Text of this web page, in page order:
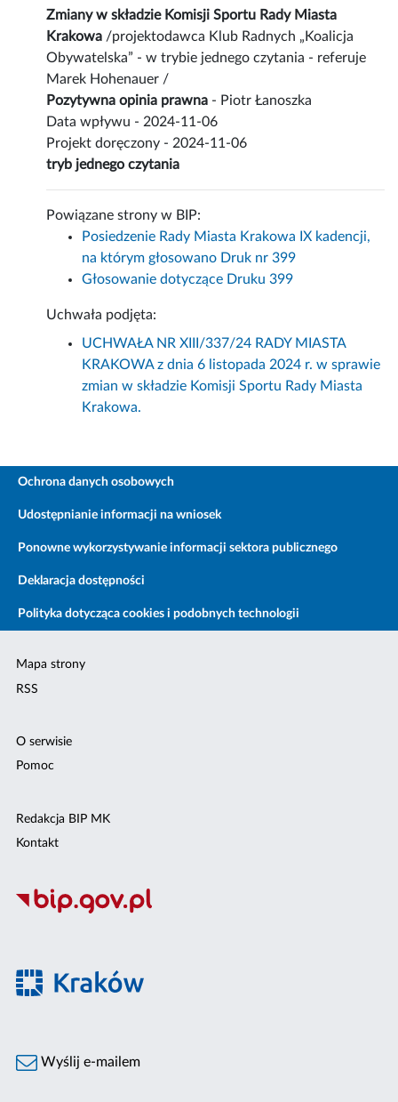
Zmiany w składzie Komisji Sportu Rady Miasta
Krakowa /projektodawca Klub Radnych „Koalicja
Obywatelska” - w trybie jednego czytania - referuje
Marek Hohenauer /
Pozytywna opinia prawna - Piotr Łanoszka
Data wpływu - 2024-11-06
Projekt doręczony - 2024-11-06
tryb jednego czytania
Powiązane strony w BIP:
Posiedzenie Rady Miasta Krakowa IX kadencji,
na którym głosowano Druk nr 399
Głosowanie dotyczące Druku 399
Uchwała podjęta:
UCHWAŁA NR XIII/337/24 RADY MIASTA
KRAKOWA z dnia 6 listopada 2024 r. w sprawie
zmian w składzie Komisji Sportu Rady Miasta
Krakowa.
Ochrona danych osobowych
Udostępnianie informacji na wniosek
Ponowne wykorzystywanie informacji sektora publicznego
Deklaracja dostępności
Polityka dotycząca cookies i podobnych technologii
Mapa strony
RSS
O serwisie
Pomoc
Redakcja BIP MK
Kontakt
Wyślij e-mailem